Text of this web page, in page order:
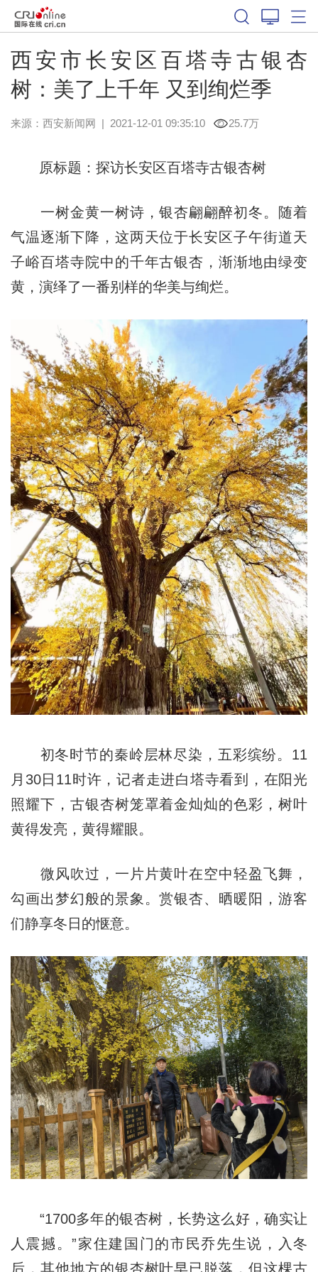
西安市长安区百塔寺古银杏
树：美了上千年 又到绚烂季
来源： 西安新闻网 | 2021-12-01 09:35:10 25.7万
原标题：探访长安区百塔寺古银杏树
一树金黄一树诗，银杏翩翩醉初冬。随着
气温逐渐下降，这两天位于长安区子午街道天
子峪百塔寺院中的千年古银杏，渐渐地由绿变
黄，演绎了一番别样的华美与绚烂。
初冬时节的秦岭层林尽染，五彩缤纷。11
月30日11时许，记者走进白塔寺看到，在阳光
照耀下，古银杏树笼罩着金灿灿的色彩，树叶
黄得发亮，黄得耀眼。
微风吹过，一片片黄叶在空中轻盈飞舞，
勾画出梦幻般的景象。赏银杏、晒暖阳，游客
们静享冬日的惬意。
“1700多年的银杏树，长势这么好，确实让
人震撼。”家住建国门的市民乔先生说，入冬
后，其他地方的银杏树叶早已脱落，但这棵古